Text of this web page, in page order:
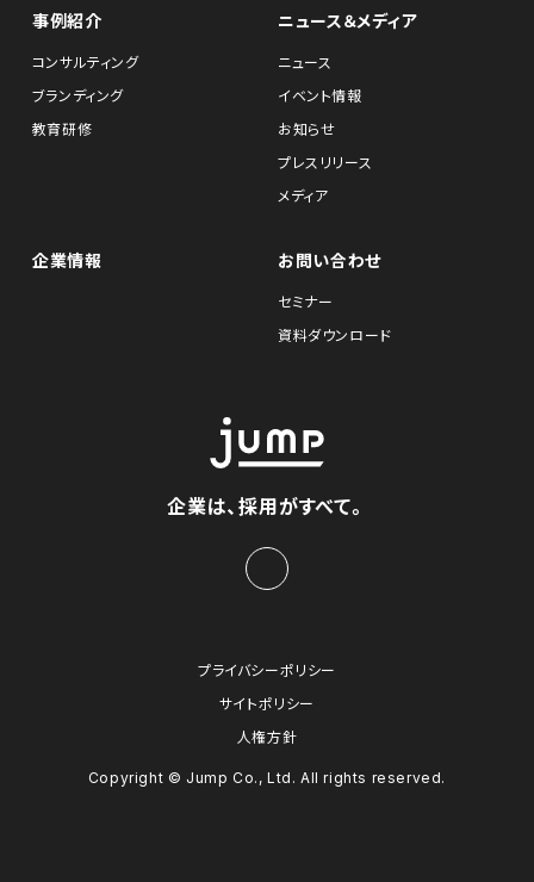
事例紹介
コンサルティング
ブランディング
教育研修
ニュース＆メディア
ニュース
イベント情報
お知らせ
プレスリリース
メディア
企業情報 お問い合わせ
セミナー
資料ダウンロード
企業は、採用がすべて。
プライバシーポリシー
サイトポリシー
人権方針
Copyright © Jump Co., Ltd. All rights reserved.